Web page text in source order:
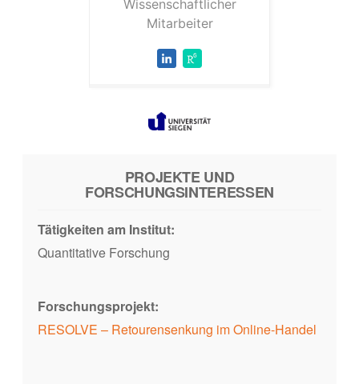
Wissenschaftlicher
Mitarbeiter
PROJEKTE UND
FORSCHUNGSINTERESSEN
Tätigkeiten am Institut:
Quantitative Forschung
Forschungsprojekt:
RESOLVE – Retourensenkung im Online-Handel